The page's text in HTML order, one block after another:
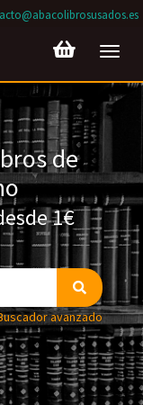
de
1€
avanzado